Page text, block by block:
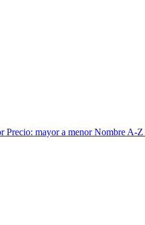
Precio: mayor a menorNombre A-Z